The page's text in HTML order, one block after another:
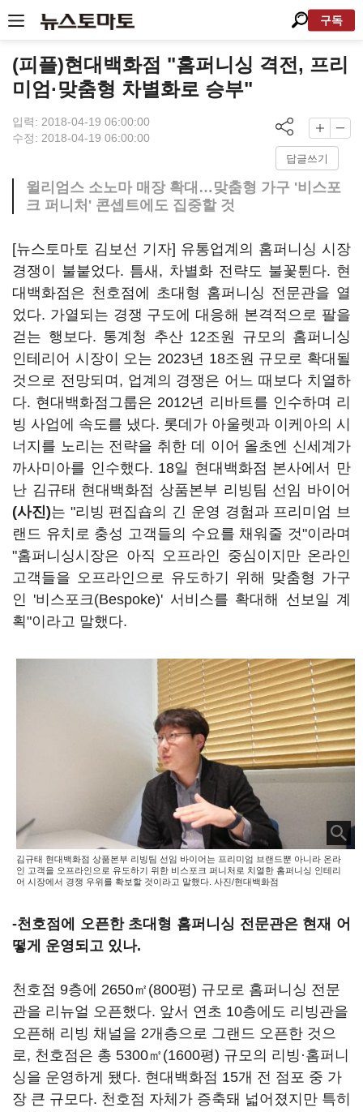
구독
(피플)현대백화점 "홈퍼니싱 격전, 프리
미엄·맞춤형 차별화로 승부"
입력: 2018-04-19 06:00:00
수정: 2018-04-19 06:00:00
답글쓰기
윌리엄스 소노마 매장 확대…맞춤형 가구 '비스포
크 퍼니처' 콘셉트에도 집중할 것
[뉴스토마토 김보선 기자] 유통업계의 홈퍼니싱 시장
경쟁이 불붙었다. 틈새, 차별화 전략도 불꽃튄다. 현
대백화점은 천호점에 초대형 홈퍼니싱 전문관을 열
었다. 가열되는 경쟁 구도에 대응해 본격적으로 팔을
걷는 행보다. 통계청 추산 12조원 규모의 홈퍼니싱
인테리어 시장이 오는 2023년 18조원 규모로 확대될
것으로 전망되며, 업계의 경쟁은 어느 때보다 치열하
다. 현대백화점그룹은 2012년 리바트를 인수하며 리
빙 사업에 속도를 냈다. 롯데가 아울렛과 이케아의 시
너지를 노리는 전략을 취한 데 이어 올초엔 신세계가
까사미아를 인수했다. 18일 현대백화점 본사에서 만
난 김규태 현대백화점 상품본부 리빙팀 선임 바이어
(사진)는 "리빙 편집숍의 긴 운영 경험과 프리미엄 브
랜드 유치로 충성 고객들의 수요를 채워줄 것"이라며
"홈퍼니싱시장은 아직 오프라인 중심이지만 온라인
고객들을 오프라인으로 유도하기 위해 맞춤형 가구
인 '비스포크(Bespoke)' 서비스를 확대해 선보일 계
획"이라고 말했다.
김규태 현대백화점 상품본부 리빙팀 선임 바이어는 프리미엄 브랜드뿐 아니라 온라
인 고객을 오프라인으로 유도하기 위한 비스포크 퍼니처로 치열한 홈퍼니싱 인테리
어 시장에서 경쟁 우위를 확보할 것이라고 말했다. 사진/현대백화점
-천호점에 오픈한 초대형 홈퍼니싱 전문관은 현재 어
떻게 운영되고 있나.
천호점 9층에 2650㎡(800평) 규모로 홈퍼니싱 전문
관을 리뉴얼 오픈했다. 앞서 연초 10층에도 리빙관을
오픈해 리빙 채널을 2개층으로 그랜드 오픈한 것으
로, 천호점은 총 5300㎡(1600평) 규모의 리빙·홈퍼니
싱을 운영하게 됐다. 현대백화점 15개 전 점포 중 가
장 큰 규모다. 천호점 자체가 증축돼 넓어졌지만 특히